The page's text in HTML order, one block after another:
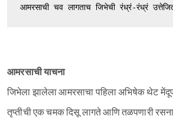
आमरसाची चव लागताच जिभेची रंध्रं-रंध्रं
आमरसाची याचना
जिभेला झालेला आमरसाचा पहिला अभिषेक थेट
तृप्तीची एक चमक दिसू लागते आणि तळपणारी